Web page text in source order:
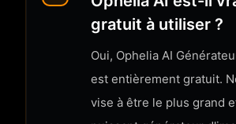
gratuit à utiliser ?
Oui, Ophelia AI
est entièrement gratuit.
vise à être le plus grand